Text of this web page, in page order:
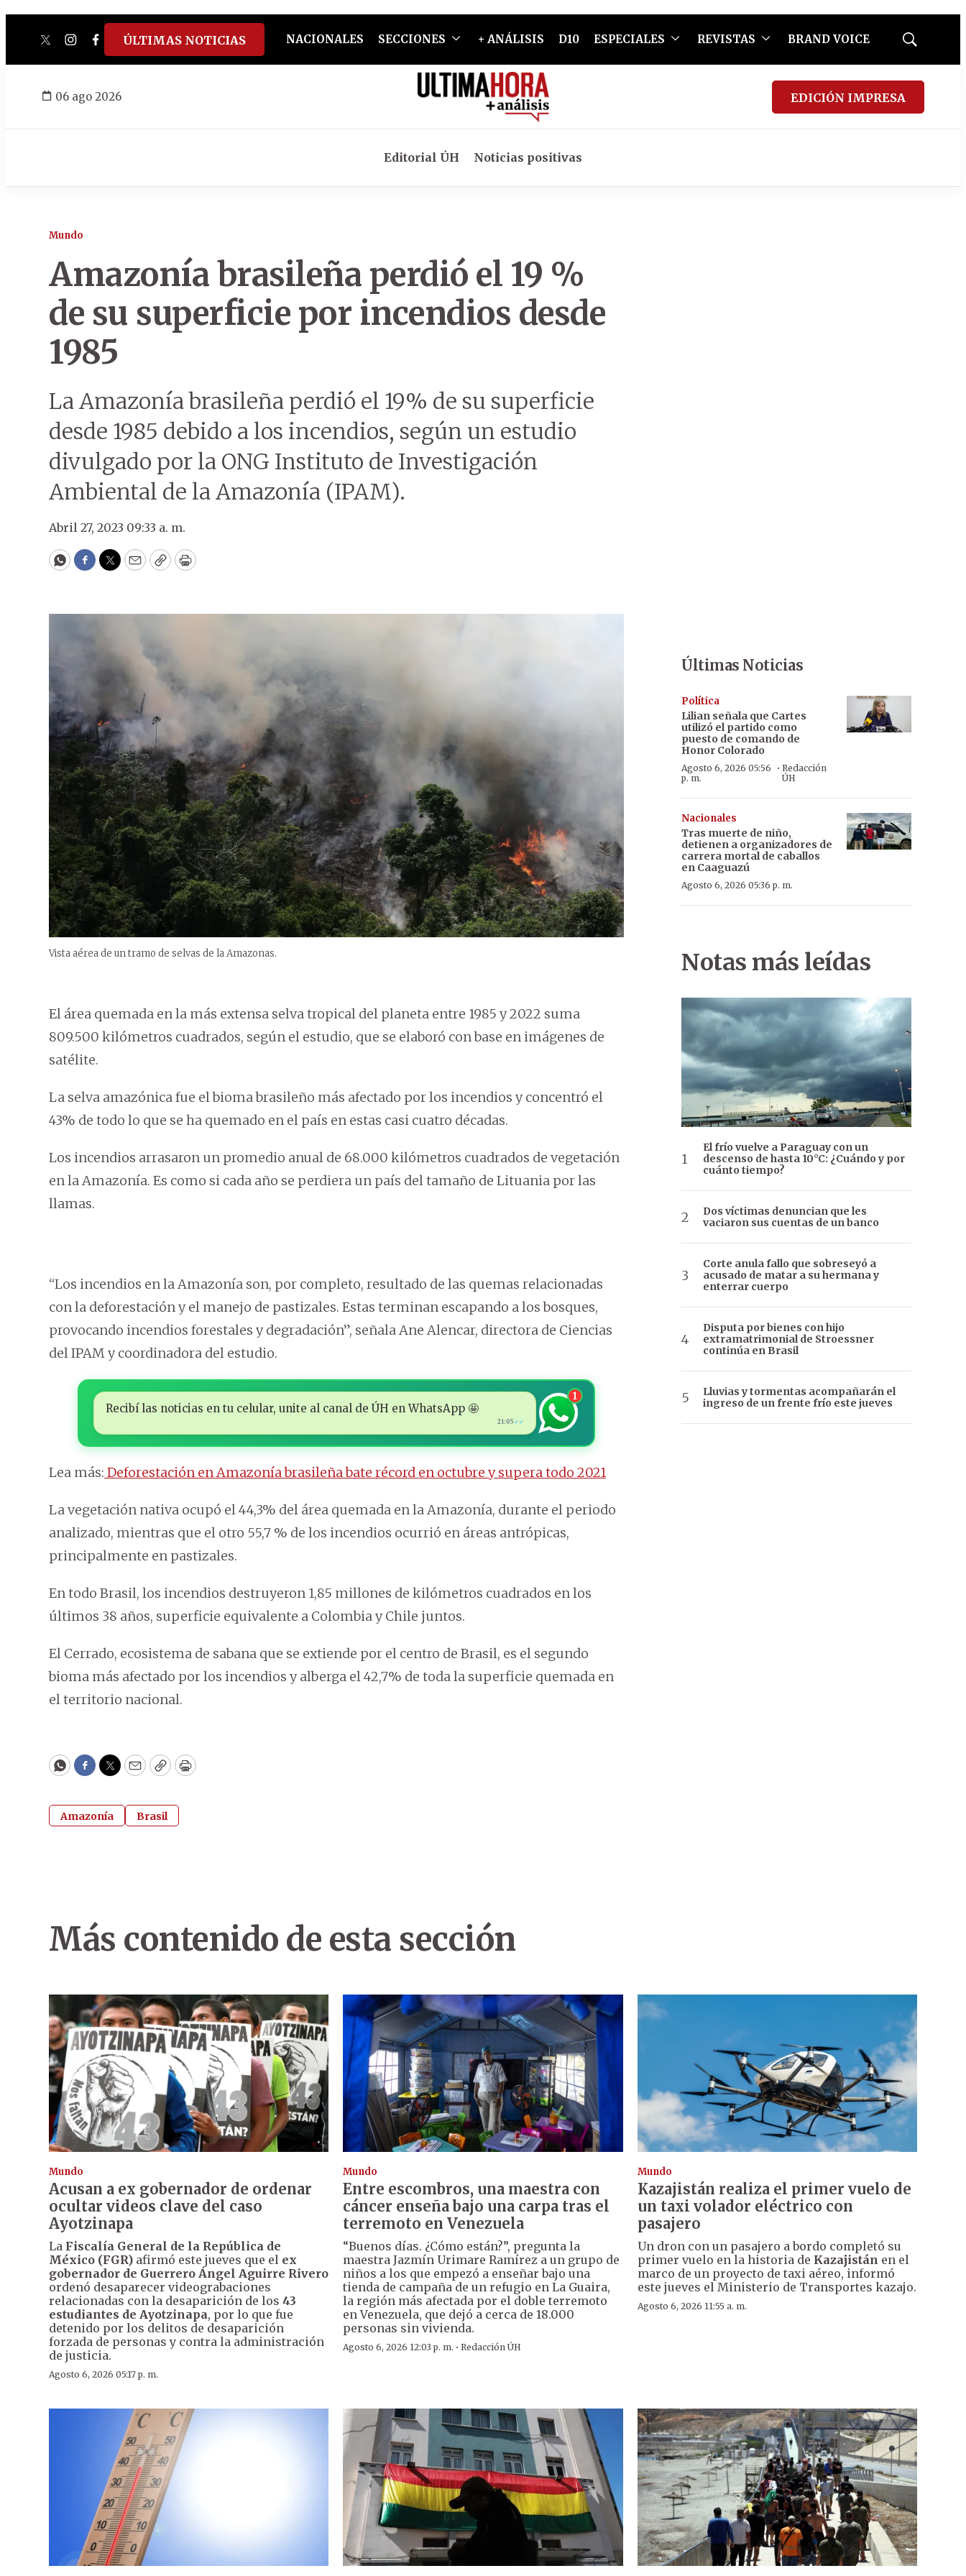
twitterinstagram
facebook
tiktokyoutube
spotify
ÚLTIMAS NOTICIAS NACIONALES SECCIONES + ANÁLISIS D10 ESPECIALES REVISTAS BRAND VOICE
Mostrar
06 ago 2026 EDICIÓN IMPRESA
Editorial ÚH Noticias positivas
Mundo
Amazonía brasileña perdió el 19 %
de su superficie por incendios desde
1985
La Amazonía brasileña perdió el 19% de su superficie
desde 1985 debido a los incendios, según un estudio
divulgado por la ONG Instituto de Investigación
Ambiental de la Amazonía (IPAM).
Abril 27, 2023 09:33 a. m.
WhatsApp
Facebook
Twitter
EmailCopyPrint
Vista aérea de un tramo de selvas de la Amazonas.
El área quemada en la más extensa selva tropical del planeta entre 1985 y 2022 suma
809.500 kilómetros cuadrados, según el estudio, que se elaboró con base en imágenes de
satélite.
La selva amazónica fue el bioma brasileño más afectado por los incendios y concentró el
43% de todo lo que se ha quemado en el país en estas casi cuatro décadas.
Los incendios arrasaron un promedio anual de 68.000 kilómetros cuadrados de vegetación
en la Amazonía. Es como si cada año se perdiera un país del tamaño de Lituania por las
llamas.
“Los incendios en la Amazonía son, por completo, resultado de las quemas relacionadas
con la deforestación y el manejo de pastizales. Estas terminan escapando a los bosques,
provocando incendios forestales y degradación”, señala Ane Alencar, directora de Ciencias
del IPAM y coordinadora del estudio.
Recibí las noticias en tu celular, unite al canal de ÚH en WhatsApp 🤩
21:05 ✓✓
1
Lea más: Deforestación en Amazonía brasileña bate récord en octubre y supera todo 2021
La vegetación nativa ocupó el 44,3% del área quemada en la Amazonía, durante el periodo
analizado, mientras que el otro 55,7 % de los incendios ocurrió en áreas antrópicas,
principalmente en pastizales.
En todo Brasil, los incendios destruyeron 1,85 millones de kilómetros cuadrados en los
últimos 38 años, superficie equivalente a Colombia y Chile juntos.
El Cerrado, ecosistema de sabana que se extiende por el centro de Brasil, es el segundo
bioma más afectado por los incendios y alberga el 42,7% de toda la superficie quemada en
el territorio nacional.
WhatsApp
Facebook
Twitter
EmailCopyPrint
Amazonía Brasil
Últimas Noticias
Política
Lilian señala que Cartes
utilizó el partido como
puesto de comando de
Honor Colorado
Agosto 6, 2026 05:56
p. m.
· Redacción
ÚH
Nacionales
Tras muerte de niño,
detienen a organizadores de
carrera mortal de caballos
en Caaguazú
Agosto 6, 2026 05:36 p. m.
Notas más leídas
El frío vuelve a Paraguay con un
descenso de hasta 10°C: ¿Cuándo y por
cuánto tiempo?
Dos víctimas denuncian que les
vaciaron sus cuentas de un banco
Corte anula fallo que sobreseyó a
acusado de matar a su hermana y
enterrar cuerpo
Disputa por bienes con hijo
extramatrimonial de Stroessner
continúa en Brasil
Lluvias y tormentas acompañarán el
ingreso de un frente frío este jueves
Más contenido de esta sección
Mundo
Acusan a ex gobernador de ordenar
ocultar videos clave del caso
Ayotzinapa
La Fiscalía General de la República de
México (FGR) afirmó este jueves que el ex
gobernador de Guerrero Ángel Aguirre Rivero
ordenó desaparecer videograbaciones
relacionadas con la desaparición de los 43
estudiantes de Ayotzinapa, por lo que fue
detenido por los delitos de desaparición
forzada de personas y contra la administración
de justicia.
Agosto 6, 2026 05:17 p. m.
Mundo
Entre escombros, una maestra con
cáncer enseña bajo una carpa tras el
terremoto en Venezuela
“Buenos días. ¿Cómo están?”, pregunta la
maestra Jazmín Urimare Ramírez a un grupo de
niños a los que empezó a enseñar bajo una
tienda de campaña de un refugio en La Guaira,
la región más afectada por el doble terremoto
en Venezuela, que dejó a cerca de 18.000
personas sin vivienda.
Agosto 6, 2026 12:03 p. m. ·Redacción ÚH
Mundo
Kazajistán realiza el primer vuelo de
un taxi volador eléctrico con
pasajero
Un dron con un pasajero a bordo completó su
primer vuelo en la historia de Kazajistán en el
marco de un proyecto de taxi aéreo, informó
este jueves el Ministerio de Transportes kazajo.
Agosto 6, 2026 11:55 a. m.